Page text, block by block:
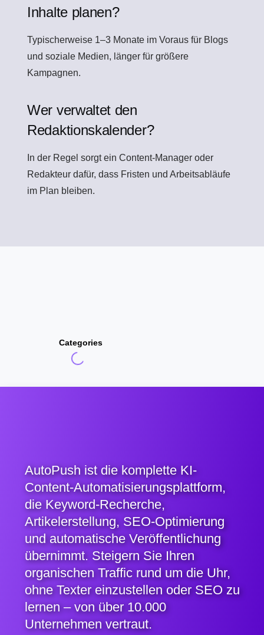
Inhalte planen?
Typischerweise 1–3 Monate im Voraus für Blogs
und soziale Medien, länger für größere
Kampagnen.
Wer verwaltet den
Redaktionskalender?
In der Regel sorgt ein Content-Manager oder
Redakteur dafür, dass Fristen und Arbeitsabläufe
im Plan bleiben.
Categories
AutoPush ist die komplette KI-
Content-Automatisierungsplattform,
die Keyword-Recherche,
Artikelerstellung, SEO-Optimierung
und automatische Veröffentlichung
übernimmt. Steigern Sie Ihren
organischen Traffic rund um die Uhr,
ohne Texter einzustellen oder SEO zu
lernen – von über 10.000
Unternehmen vertraut.